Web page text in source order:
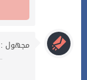
مجهول :